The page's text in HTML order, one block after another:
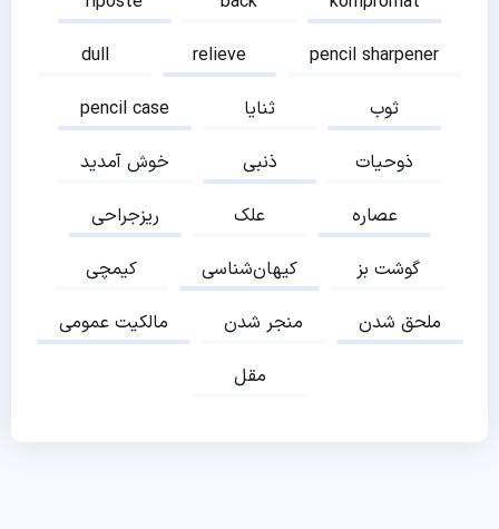
dull
relieve
pencil sharpener
pencil case
ثنایا
ثوب
خوش آمدید
ذنبی
ذوحیات
ریزجراحی
علک
عصاره
کیمچی
کیهان‌شناسی
گوشت بز
مالکیت عمومی
منجر شدن
ملحق شدن
مقل